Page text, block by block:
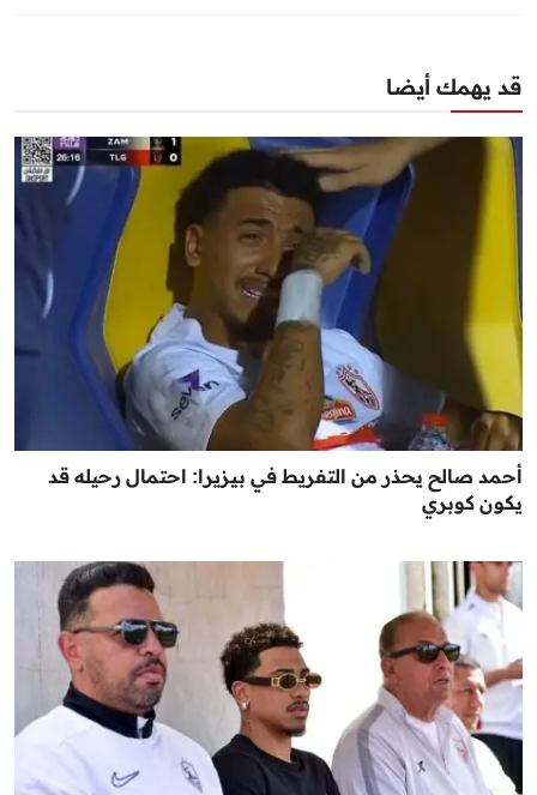
قد يهمك أيضا
أحمد صالح يحذر من التفريط في بيزيرا: احتمال رحيله قد
يكون كوبري